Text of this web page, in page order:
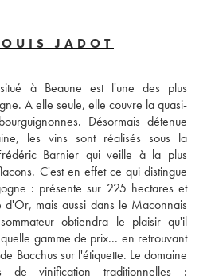
JADOT
à Beaune est l'une des plus
A elle seule, elle couvre la quasi-
Désormais détenue
les vins sont réalisés sous la
Barnier qui veille à la plus
C'est en effet ce qui distingue
: présente sur 225 hectares et
mais aussi dans le Maconnais
obtiendra le plaisir qu'il
gamme de prix... en retrouvant
Bacchus sur l'étiquette. Le domaine
de vinification traditionnelles :